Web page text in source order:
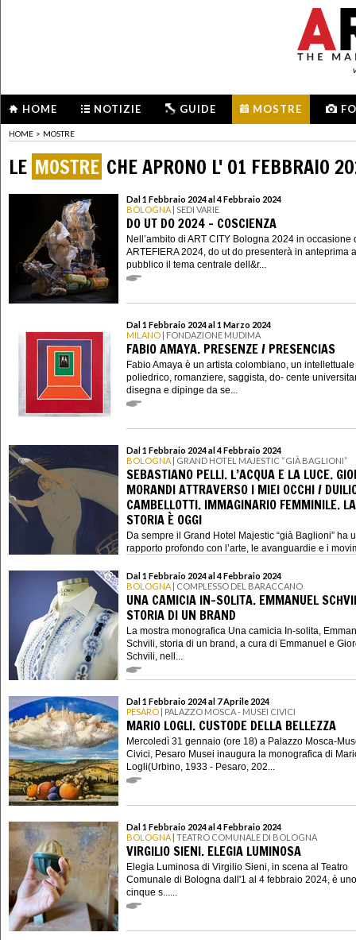
HOME NOTIZIE GUIDE MOSTRE
HOME > MOSTRE
LE MOSTRE CHE APRONO L' 01 FEBBRAIO
Dal 1 Febbraio 2024 al 4 Febbraio 2024
BOLOGNA | SEDI VARIE
DO UT DO 2024 - COSCIENZA
Nell’ambito di ART CITY Bologna 2024 in occasione
ARTEFIERA 2024, do ut do presenterà in anteprima
pubblico il tema centrale dell&r...
Dal 1 Febbraio 2024 al 1 Marzo 2024
MILANO | FONDAZIONE MUDIMA
FABIO AMAYA. PRESENZE / PRESENCIAS
Fabio Amaya è un artista colombiano, un intellettuale
poliedrico, romanziere, saggista, do- cente
disegna e dipinge da se...
Dal 1 Febbraio 2024 al 4 Febbraio 2024
BOLOGNA | GRAND HOTEL MAJESTIC “GIÀ BAGLIONI”
SEBASTIANO PELLI. L’ACQUA E LA LUCE.
MORANDI ATTRAVERSO I MIEI OCCHI /
CAMBELLOTTI. IMMAGINARIO FEMMINILE. LA
STORIA È OGGI
Da sempre il Grand Hotel Majestic “già Baglioni” ha
rapporto profondo con l’arte, le avanguardie e i
Dal 1 Febbraio 2024 al 4 Febbraio 2024
BOLOGNA | COMPLESSO DEL BARACCANO
UNA CAMICIA IN-SOLITA. EMMANUEL
STORIA DI UN BRAND
La mostra monografica Una camicia In-solita,
Schvili, storia di un brand, a cura di Emmanuel e
Schvili, nell...
Dal 1 Febbraio 2024 al 7 Aprile 2024
PESARO | PALAZZO MOSCA - MUSEI CIVICI
MARIO LOGLI. CUSTODE DELLA BELLEZZA
Mercoledì 31 gennaio (ore 18) a Palazzo Mosca-
Civici, Pesaro Musei inaugura la monografica di
Logli(Urbino, 1933 - Pesaro, 202...
Dal 1 Febbraio 2024 al 4 Febbraio 2024
BOLOGNA | TEATRO COMUNALE DI BOLOGNA
VIRGILIO SIENI. ELEGIA LUMINOSA
Elegia Luminosa di Virgilio Sieni, in scena al Teatro
Comunale di Bologna dall'1 al 4 febbraio 2024, è
cinque s......